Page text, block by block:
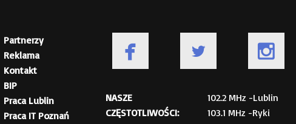
Partnerzy
Reklama
Kontakt
BIP
Praca Lublin
Praca IT Poznań
NASZE
CZĘSTOTLIWOŚCI:
102.2 MHz -Lublin
103.1 MHz -Ryki